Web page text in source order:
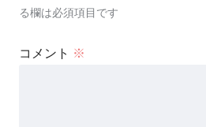
る欄は必須項目です
コメント ※